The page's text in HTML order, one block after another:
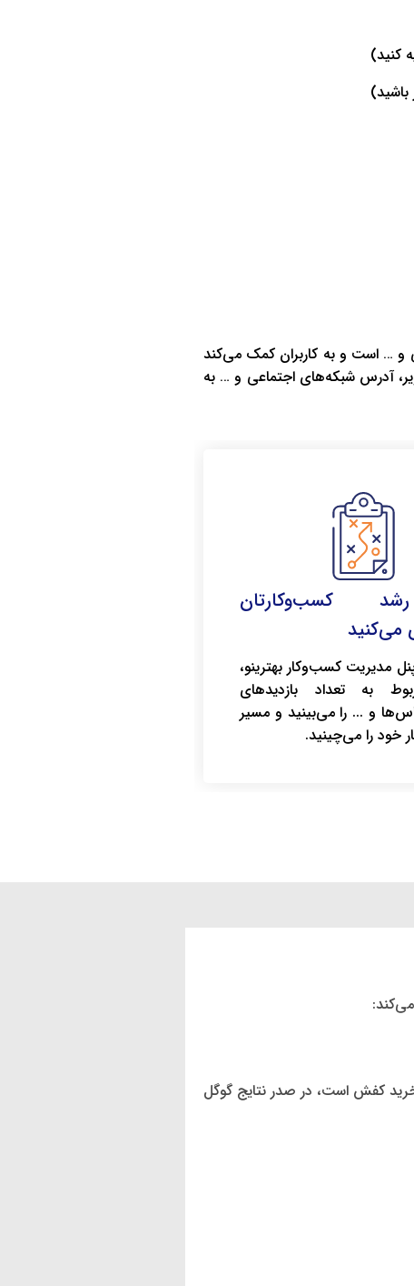
کنید)
باشید)
و … است و به کاربران کمک می‌کند
آدرس شبکه‌های اجتماعی و … به
کسب‌وکارتان
می‌کنید
پنل مدیریت کسب‌وکار بهترینو،
به تعداد بازدیدهای
و ... را می‌بینید و مسیر
خود را می‌چینید.
کفش است، در صدر نتایج گوگل